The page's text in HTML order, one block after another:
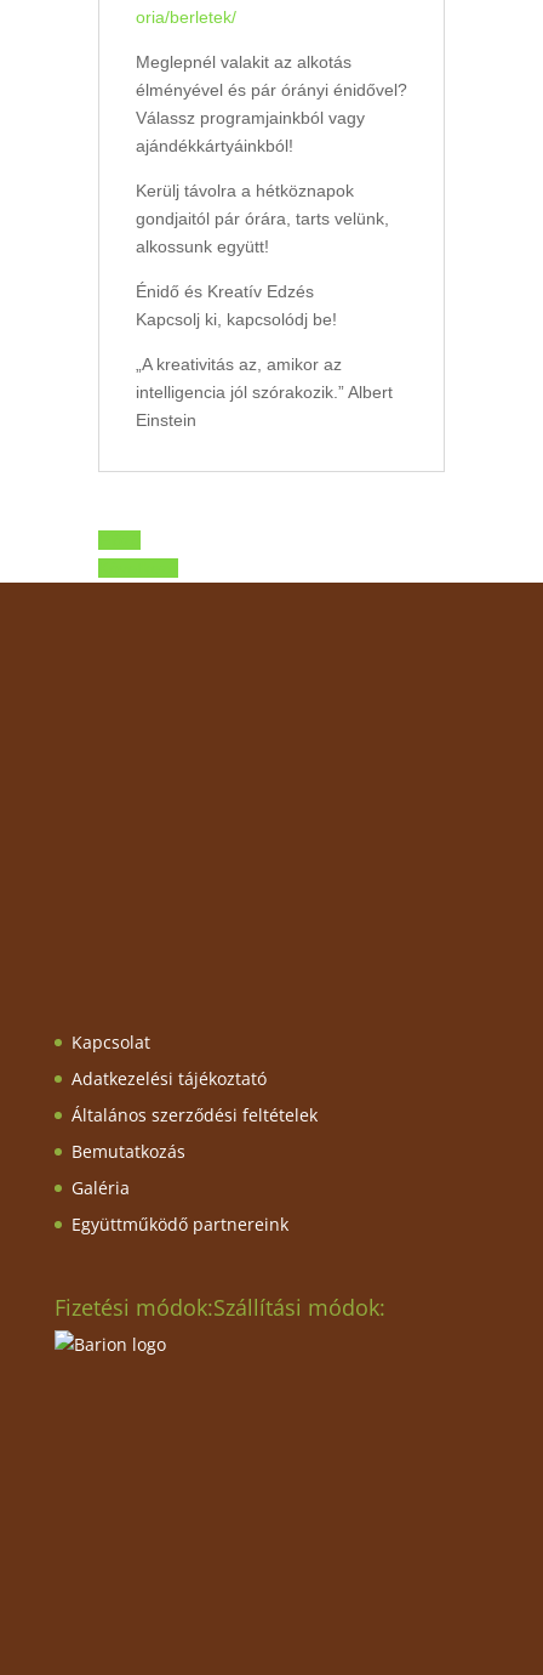
oria/berletek/
Meglepnél valakit az alkotás
élményével és pár órányi énidővel?
Válassz programjainkból vagy
ajándékkártyáinkból!
Kerülj távolra a hétköznapok
gondjaitól pár órára, tarts velünk,
alkossunk együtt!
Énidő és Kreatív Edzés
Kapcsolj ki, kapcsolódj be!
„A kreativitás az, amikor az
intelligencia jól szórakozik.” Albert
Einstein
Kapcsolat
Adatkezelési tájékoztató
Általános szerződési feltételek
Bemutatkozás
Galéria
Együttműködő partnereink
Fizetési módok:Szállítási módok: